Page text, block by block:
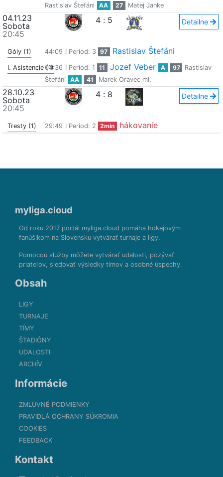
Rastislav Štefáni
AA 27 Matej Janke
04.11.23
Sobota
20:45
4 : 5 Detailne
Góly (1) 44:09 I Period: 3 97 Rastislav Štefáni
I. Asistencie (1)04:36 I Period: 1 11 Jozef Veber A 97
Rastislav
Štefáni
AA 41 Marek Oravec ml.
28.10.23
Sobota
20:45
4 : 8 Detailne
Tresty (1) 29:49 I Period: 2 2min hákovanie
myliga.cloud
Od roku 2017 portál myliga.cloud pomáha hokejovým
fanúšikom na Slovensku vytvárať turnaje a ligy.
Pomocou služby môžete vytvárať udalosti, pozývať
priateľov, sledovať výsledky tímov a osobné úspechy.
Obsah
LIGY
TURNAJE
TÍMY
ŠTADIÓNY
UDALOSTI
ARCHÍV
Informácie
ZMLUVNÉ PODMIENKY
PRAVIDLÁ OCHRANY SÚKROMIA
COOKIES
FEEDBACK
Kontakt